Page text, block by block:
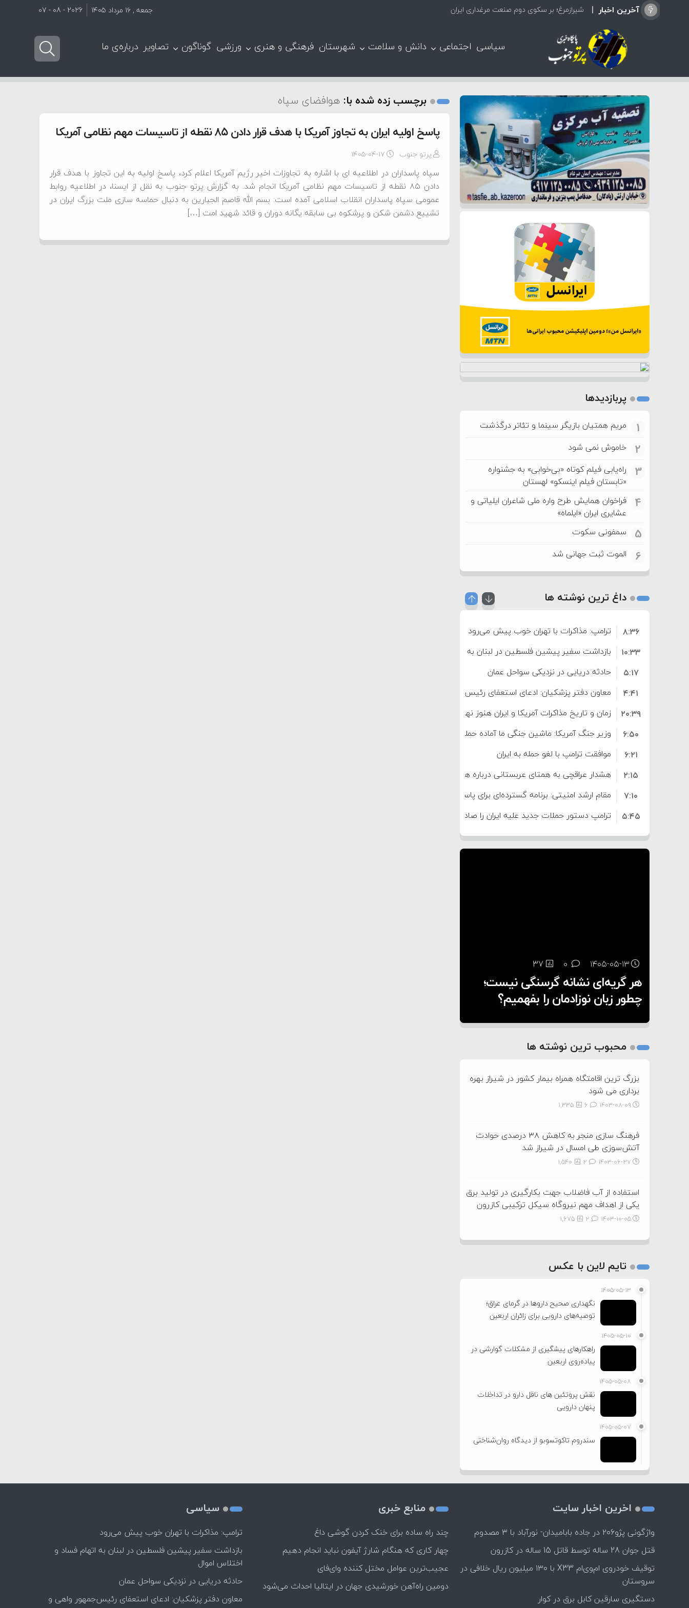
آخرین اخبار شیرازمرغ؛ بر سکوی دوم صنعت مرغداری ایران جمعه , ۱۶ مرداد ۱۴۰۵ 2026 - 08 - 07
سیاسی اجتماعی دانش و سلامت شهرستان فرهنگی و هنری ورزشی گوناگون تصاویر درباره‌ی ما
برچسب زده شده با: هوافضای سپاه
پاسخ اولیه ایران به تجاوز آمریکا با هدف قرار دادن ۸۵ نقطه از تاسیسات مهم نظامی آمریکا
پرتو جنوب ۱۴۰۵-۰۴-۱۷
سپاه پاسداران در اطلاعیه ای با اشاره به تجاوزات اخیر رژیم آمریکا اعلام کرد، پاسخ اولیه به این تجاوز با هدف قرار
دادن ۸۵ نقطه از تاسیسات مهم نظامی آمریکا انجام شد. به گزارش پرتو جنوب به نقل از ایسنا، در اطلاعیه روابط
عمومی سپاه پاسداران انقلاب اسلامی آمده است: بسم الله قاصم الجبارین به دنبال حماسه سازی ملت بزرگ ایران در
تشییع دشمن شکن و پرشکوه بی سابقه یگانه دوران و قائد شهید امت […]
پربازدیدها
1 مریم همتیان بازیگر سینما و تئاتر درگذشت
2 خاموش نمی شود
3
راه‌یابی فیلم کوتاه «بی‌خوابی» به جشنواره
«تابستان فیلم اینسکو» لهستان
4
فراخوان همایش طرح واره ملی شاعران ایلیاتی و
عشایری ایران «ایلماه»
5 سمفونی سکوت
6 الموت ثبت جهانی شد
داغ ترین نوشته ها
ترامپ: مذاکرات با تهران خوب پیش می‌رود
۸:۳۶
بازداشت سفیر پیشین فلسطین در لبنان به اتهام فساد و اختلاس اموال
۱۰:۳۳
حادثه دریایی در نزدیکی سواحل عمان
۵:۱۷
معاون دفتر پزشکیان: ادعای استعفای رئیس‌جمهور واهی و کذب محض
است
۴:۴۱
زمان و تاریخ مذاکرات آمریکا و ایران هنوز نهایی نشده است
۲۰:۳۹
وزیر جنگ آمریکا: ماشین جنگی ما آماده حمله نظامی علیه ایران است
۶:۵۰
موافقت ترامپ با لغو حمله به ایران
۶:۲۱
هشدار عراقچی به همتای عربستانی درباره همراهی با آمریکا
۲:۱۵
مقام ارشد امنیتی: برنامه گسترده‌ای برای پاسخ به دیوانگی آمریکا داریم
۷:۱۰
ترامپ دستور حملات جدید علیه ایران را صادر کرد
۵:۴۵
سپاه: دو نفتکش متخلف مورد اصابت قرار گرفته و متوقف شدند
۱۲:۵۹
ترامپ مدعی توافق تاریخی برای خلع سلاح کامل حماس شد
۱۴۰۵-۰۵-۱۳ 37
هر گریه‌ای نشانه گرسنگی نیست؛
چطور زبان نوزادمان را بفهمیم؟
۱۴۰۵-۰۵-۱۲ 28
تغذیه پدر می‌تواند بر سلامت نوزاد
تأثیر بگذارد
۱۴۰۵-۰۵-۱۲ 0
13
روی دیگر زندگی
2
محبوب ترین نوشته ها
بزرگ ترین اقامتگاه همراه بیمار کشور در شیراز بهره
برداری می شود
۱۴۰۳-۰۸-۰۹ 1,335
فرهنگ سازی منجر به کاهش ۳۸ درصدی حوادث
آتش‌سوزی طی امسال در شیراز شد
۱۴۰۳-۰۶-۲۷ 1,540
استفاده از آب فاضلاب جهت بکارگیری در تولید برق
یکی از اهداف مهم نیروگاه سیکل ترکیبی کازرون
۱۴۰۳-۱۰-۰۵ 1,675
تایم لاین با عکس
۱۴۰۵-۰۵-۱۳
نگهداری صحیح داروها در گرمای عراق؛
توصیه‌های دارویی برای زائران اربعین
۱۴۰۵-۰۵-۱۰
راهکارهای پیشگیری از مشکلات گوارشی در
پیاده‌روی اربعین
۱۴۰۵-۰۵-۰۸
نقش پروتئین های ناقل دارو در تداخلات
پنهان دارویی
۱۴۰۵-۰۵-۰۷
سندروم تاکوتسوبو از دیدگاه روان‌شناختی
اخرین اخبار سایت
واژگونی پژو۲۰۶ در جاده بابامیدان- نورآباد با ۳ مصدوم
قتل جوان 28 ساله توسط قاتل 15 ساله در کازرون
توقیف خودروی ام‌وی‌ام X33 با ۱۳۰ میلیون ریال خلافی در
سروستان
دستگیری سارقین کابل برق در کوار
منابع خبری
چند راه‌ ساده برای خنک کردن گوشی داغ
چهار کاری که هنگام شارژ آیفون نباید انجام دهیم
عجیب‌ترین عوامل مختل کننده وای‌فای
دومین راه‌آهن خورشیدی جهان در ایتالیا احداث می‌شود
سیاسی
ترامپ: مذاکرات با تهران خوب پیش می‌رود
بازداشت سفیر پیشین فلسطین در لبنان به اتهام فساد و
اختلاس اموال
حادثه دریایی در نزدیکی سواحل عمان
معاون دفتر پزشکیان: ادعای استعفای رئیس‌جمهور واهی و